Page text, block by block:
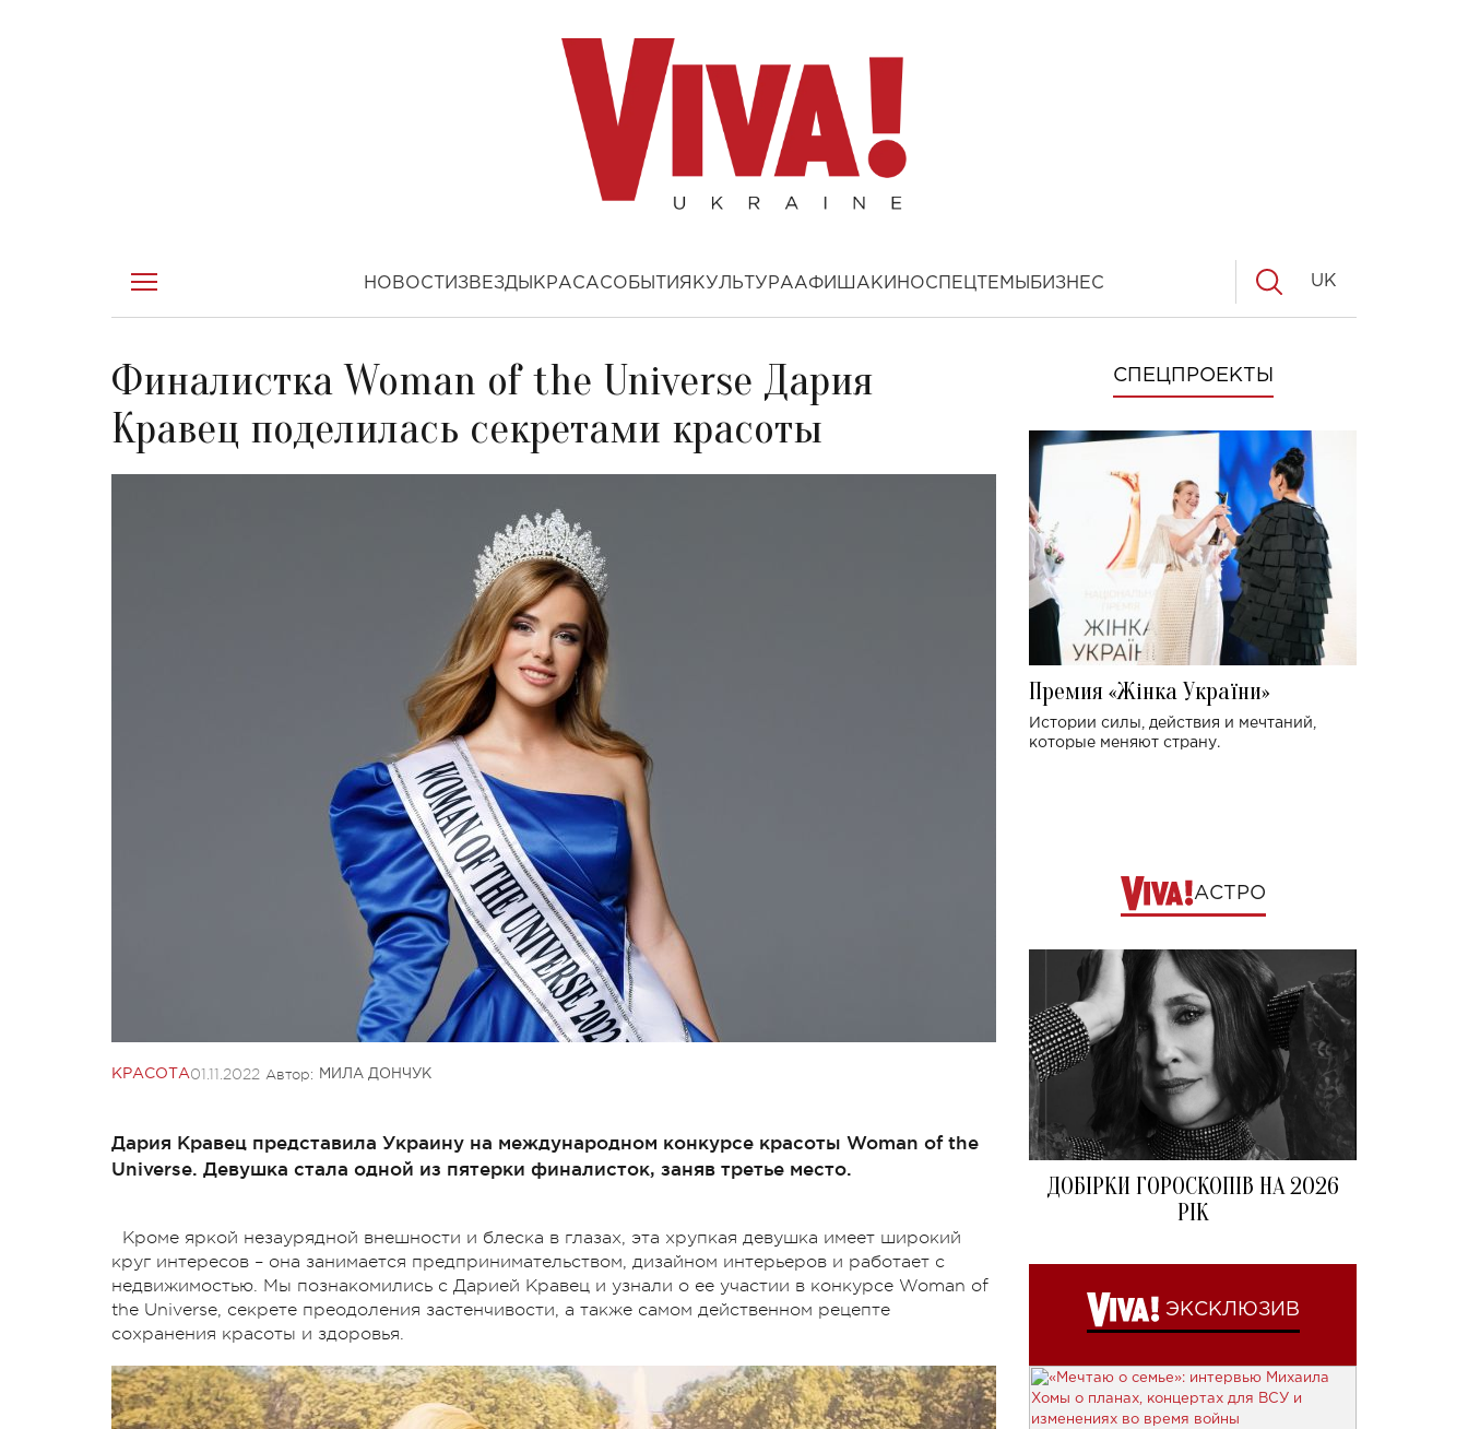
НОВОСТИ ЗВЕЗДЫ КРАСАСОБЫТИЯ КУЛЬТУРААФИША КИНОСПЕЦТЕМЫ БИЗНЕС UK
Финалистка Woman of the Universe Дария
Кравец поделилась секретами красоты
КРАСОТА01.11.2022 Автор: МИЛА ДОНЧУК
Дария Кравец представила Украину на международном конкурсе красоты Woman of the
Universe. Девушка стала одной из пятерки финалисток, заняв третье место.
Кроме яркой незаурядной внешности и блеска в глазах, эта хрупкая девушка имеет широкий
круг интересов – она занимается предпринимательством, дизайном интерьеров и работает с
недвижимостью. Мы познакомились с Дарией Кравец и узнали о ее участии в конкурсе Woman of
the Universe, секрете преодоления застенчивости, а также самом действенном рецепте
сохранения красоты и здоровья.
СПЕЦПРОЕКТЫ
Премия «Жінка України»
Истории силы, действия и мечтаний,
которые меняют страну.
АСТРО
ДОБІРКИ ГОРОСКОПІВ НА 2026
РІК
ЭКСКЛЮЗИВ